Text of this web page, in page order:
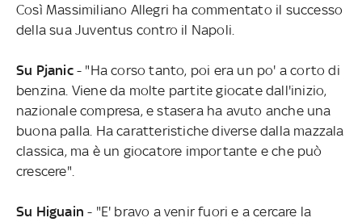
Così Massimiliano Allegri ha commentato il successo
della sua Juventus contro il Napoli.
Su Pjanic- "Ha corso tanto, poi era un po' a corto di
benzina. Viene da molte partite giocate dall'inizio,
nazionale compresa, e stasera ha avuto anche una
buona palla. Ha caratteristiche diverse dalla mazzala
classica, ma è un giocatore importante e che può
crescere".
Su Higuain - "E' bravo a venir fuori e a cercare la